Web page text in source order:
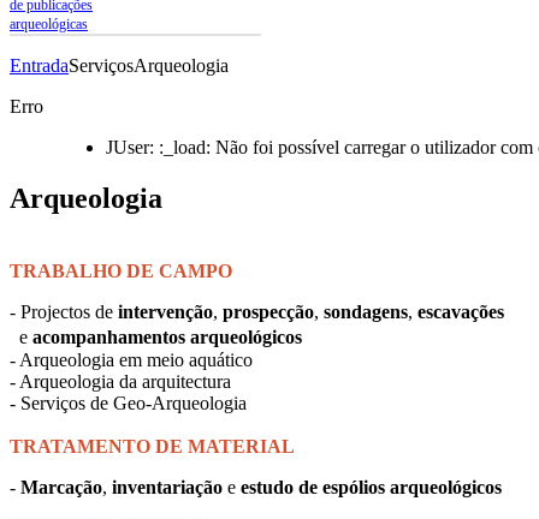
de publicações
arqueológicas
EntradaServiçosArqueologia
Erro
JUser: :_load: Não foi possível carregar o utilizador
Arqueologia
TRABALHO DE CAMPO
- Projectos de intervenção, prospecção, sondagens, escavações
e acompanhamentos arqueológicos
- Arqueologia em meio aquático
- Arqueologia da arquitectura
- Serviços de Geo-Arqueologia
TRATAMENTO DE MATERIAL
- Marcação, inventariação e estudo de espólios arqueológicos